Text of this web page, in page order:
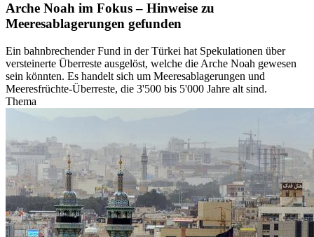
Arche Noah im Fokus – Hinweise zu
Meeresablagerungen gefunden
Ein bahnbrechender Fund in der Türkei hat Spekulationen über
versteinerte Überreste ausgelöst, welche die Arche Noah gewesen
sein könnten. Es handelt sich um Meeresablagerungen und
Meeresfrüchte-Überreste, die 3'500 bis 5'000 Jahre alt sind.
Thema